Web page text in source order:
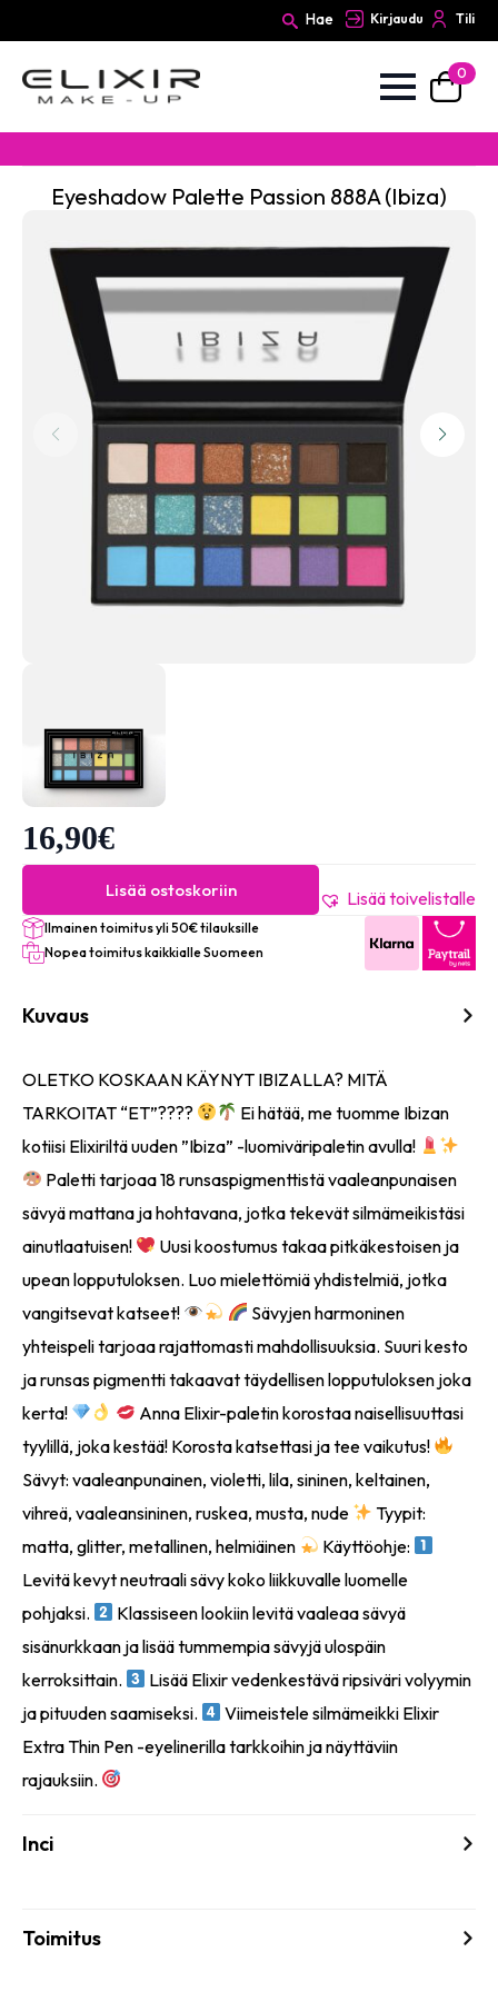
Hae Kirjaudu Tili
0
Eyeshadow Palette Passion 888A (Ibiza)
16,90€
Lisää ostoskoriin Lisää toivelistalle
Ilmainen toimitus yli 50€ tilauksille
Nopea toimitus kaikkialle Suomeen
Kuvaus
OLETKO KOSKAAN KÄYNYT IBIZALLA? MITÄ
TARKOITAT “ET”????
Ei hätää, me tuomme Ibizan
kotiisi Elixiriltä uuden ”Ibiza” -luomiväripaletin avulla!
Paletti tarjoaa 18 runsaspigmenttistä vaaleanpunaisen
sävyä mattana ja hohtavana, jotka tekevät silmämeikistäsi
ainutlaatuisen!
Uusi koostumus takaa pitkäkestoisen ja
upean lopputuloksen. Luo mielettömiä yhdistelmiä, jotka
vangitsevat katseet!
Sävyjen harmoninen
yhteispeli tarjoaa rajattomasti mahdollisuuksia. Suuri kesto
ja runsas pigmentti takaavat täydellisen lopputuloksen joka
kerta!
Anna Elixir-paletin korostaa naisellisuuttasi
tyylillä, joka kestää! Korosta katsettasi ja tee vaikutus!
Sävyt: vaaleanpunainen, violetti, lila, sininen, keltainen,
vihreä, vaaleansininen, ruskea, musta, nude
Tyypit:
matta, glitter, metallinen, helmiäinen
Käyttöohje:
Levitä kevyt neutraali sävy koko liikkuvalle luomelle
pohjaksi.
Klassiseen lookiin levitä vaaleaa sävyä
sisänurkkaan ja lisää tummempia sävyjä ulospäin
kerroksittain.
Lisää Elixir vedenkestävä ripsiväri volyymin
ja pituuden saamiseksi.
Viimeistele silmämeikki Elixir
Extra Thin Pen -eyelinerilla tarkkoihin ja näyttäviin
rajauksiin.
Inci
Toimitus